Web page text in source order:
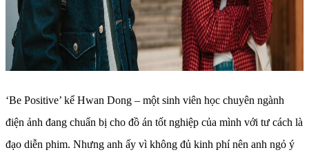
‘Be Positive’ kể Hwan Dong – một sinh viên học chuyên ngành
điện ảnh đang chuẩn bị cho đồ án tốt nghiệp của mình với tư cách là
đạo diễn phim. Nhưng anh ấy vì không đủ kinh phí nên anh ngỏ ý